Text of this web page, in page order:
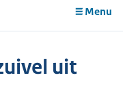
Menu
uit